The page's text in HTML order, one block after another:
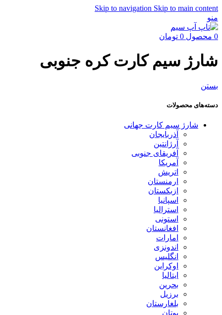
Skip to navigation Skip to main content
منو
0 محصول 0 تومان
شارژ سیم کارت کره جنوبی
بستن
دسته‌های محصولات
شارژ سیم کارت جهانی
آذربایجان
آرژانتین
آفریقای جنوبی
آمریکا
اتریش
ارمنستان
ازبکستان
اسپانیا
استرالیا
استونی
افغانستان
امارات
اندونزی
انگلیس
اوکراین
ایتالیا
بحرین
برزیل
بلغارستان
بوتان